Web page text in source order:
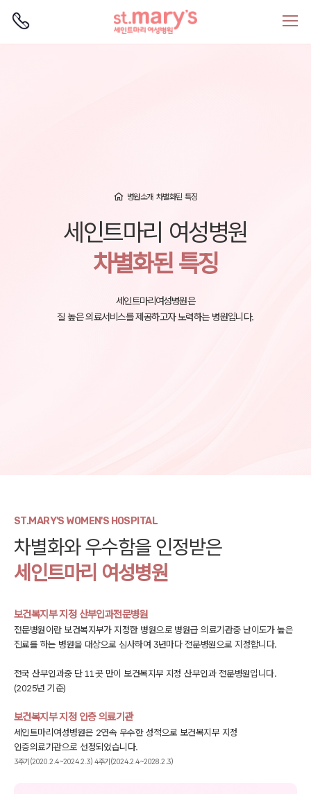
병원소개 차별화된 특징
세인트마리 여성병원
차별화된 특징
세인트마리여성병원은
질 높은 의료서비스를 제공하고자 노력하는 병원입니다.
ST.MARY'S WOMEN'S HOSPITAL
차별화와 우수함을 인정받은
세인트마리 여성병원
보건복지부 지정 산부인과전문병원
전문병원이란 보건복지부가 지정한 병원으로 병원급 의료기관중 난이도가 높은
진료를 하는 병원을 대상으로 심사하여 3년마다 전문병원으로 지정합니다.
전국 산부인과중 단 11곳 만이 보건복지부 지정 산부인과 전문병원입니다.
(2025년 기준)
보건복지부 지정 인증 의료기관
세인트마리여성병원은 2연속 우수한 성적으로 보건복지부 지정
인증의료기관으로 선정되었습니다.
3주기(2020.2.4~2024.2.3) 4주기(2024.2.4~2028.2.3)